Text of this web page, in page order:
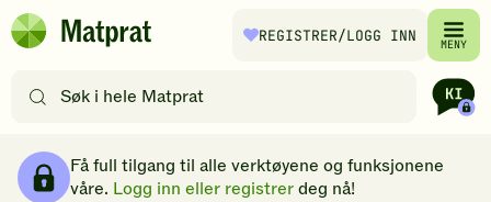
Hopp til hovedinnhold
Matprat
REGISTRER/LOGG INN MENY
etter
filtre
Få full tilgang til alle verktøyene og funksjonene
våre. Logg inn eller registrerdeg nå!